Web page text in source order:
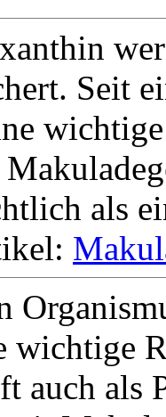
Seit
als
wichtige
auch als